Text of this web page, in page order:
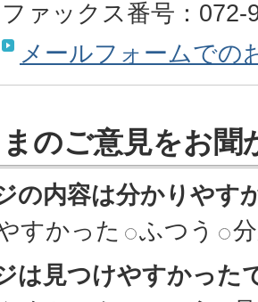
ファックス番号：072-
メールフォームでの
のご意見をお聞
の内容は分かりやす
すかった
ふつう
は見つけやすかった